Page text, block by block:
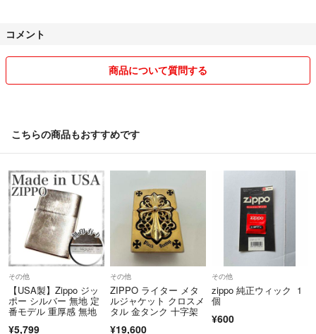
コメント
商品について質問する
こちらの商品もおすすめです
その他
【USA製】Zippo ジッ
ポー シルバー 無地 定
番モデル 重厚感 無地
¥5,799
その他
ZIPPO ライター メタ
ルジャケット クロスメ
タル 金タンク 十字架
¥19,600
その他
zippo 純正ウィック 1
個
¥600